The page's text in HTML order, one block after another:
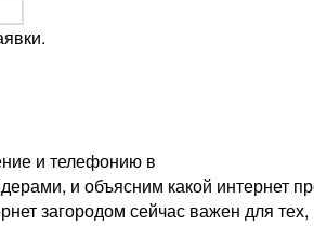
и телефонию в
и объясним какой интернет
загородом сейчас важен для